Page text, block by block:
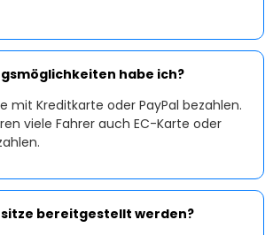
habe ich?
mit Kreditkarte oder PayPal bezahlen.
viele Fahrer auch EC-Karte oder
bereitgestellt werden?